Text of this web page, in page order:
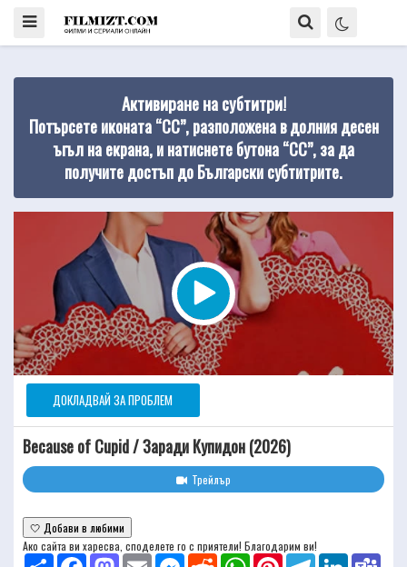
Активиране на субтитри!
Потърсете иконата “CC”, разположена в долния десен
ъгъл на екрана, и натиснете бутона “CC”, за да
получите достъп до Български субтитрите.
ДОКЛАДВАЙ ЗА ПРОБЛЕМ
Because of Cupid / Заради Купидон (2026)
Трейлър
🤍 Добави в любими
Ако сайта ви харесва, споделете го с приятели! Благодарим ви!
Share
FacebookMastodonEmail MessengerReddit WhatsAppPinterestTelegramLinkedIn